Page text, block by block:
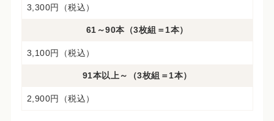
3,300円（税込）
61～90本（3枚組＝1本）
3,100円（税込）
91本以上～（3枚組＝1本）
2,900円（税込）